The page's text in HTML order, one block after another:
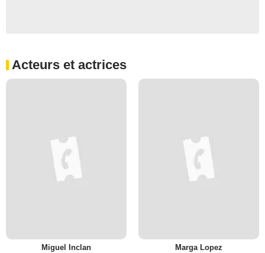
Acteurs et actrices
Miguel Inclan Marga Lopez